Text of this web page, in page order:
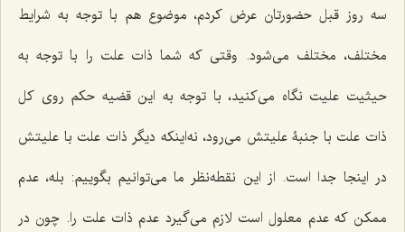
سه روز قبل حضورتان عرض کردم، موضوع هم با توجه به شرایط
مختلف، مختلف مى‌شود. وقتى ‌که شما ذات علت را با توجه به
حیثیت علیت نگاه مى‌کنید، با توجه به این قضیه حکم روى کل
ذات علت با جنبۀ علیتش مى‌رود، نه‌اینکه دیگر ذات علت با علیتش
در اینجا جدا است. از این نقطه‌نظر ما مى‌توانیم بگوییم: بله، عدم
ممکن که عدم معلول است لازم مى‌گیرد عدم ذات علت را. چون در